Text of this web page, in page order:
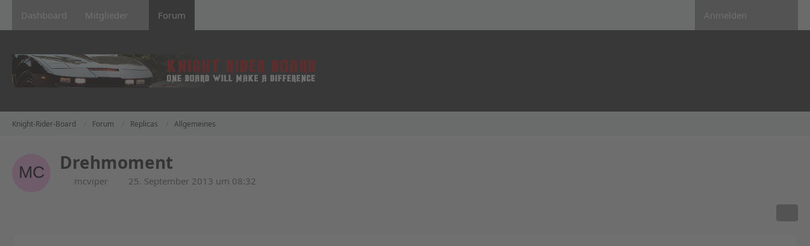
Dashboard Mitglieder Forum Anmelden
Knight-Rider-Board Forum Replicas Allgemeines
Drehmoment
mcviper 25. September 2013 um 08:32